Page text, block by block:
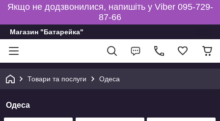
Якщо не додзвонилися, напишіть у Viber 095-729-
87-66
Магазин "Батарейка"
Товари та послуги Одеса
Одеса